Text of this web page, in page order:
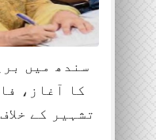
سندھ میں
کا آغاز،
تشہیر کے